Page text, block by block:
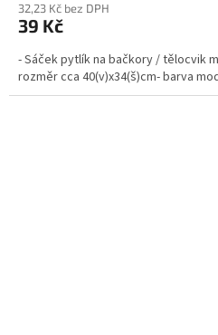
32,23 Kč bez DPH
39 Kč
- Sáček pytlík na bačkory / tělocvik
rozměr cca 40(v)x34(š)cm- barva